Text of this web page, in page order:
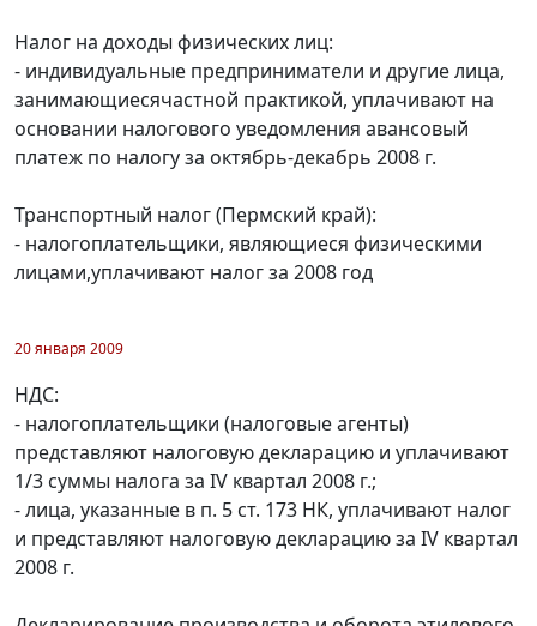
Налог на доходы физических лиц:
- индивидуальные предприниматели и другие лица,
занимающиесячастной практикой, уплачивают на
основании налогового уведомления авансовый
платеж по налогу за октябрь-декабрь 2008 г.
Транспортный налог (Пермский край):
- налогоплательщики, являющиеся физическими
лицами,уплачивают налог за 2008 год
20 января 2009
НДС:
- налогоплательщики (налоговые агенты)
представляют налоговую декларацию и уплачивают
1/3 суммы налога за IV квартал 2008 г.;
- лица, указанные в п. 5 ст. 173 НК, уплачивают налог
и представляют налоговую декларацию за IV квартал
2008 г.